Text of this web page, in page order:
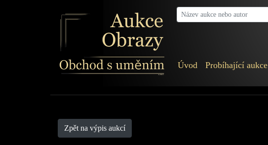
Úvod Probíhající aukce
Zpět na výpis aukcí